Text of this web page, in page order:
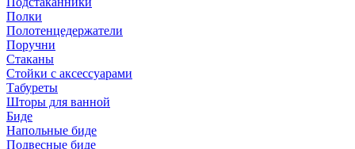
Полки
Полотенцедержатели
Поручни
Стаканы
Стойки с аксессуарами
Табуреты
Шторы для ванной
Биде
Напольные биде
Подвесные биде